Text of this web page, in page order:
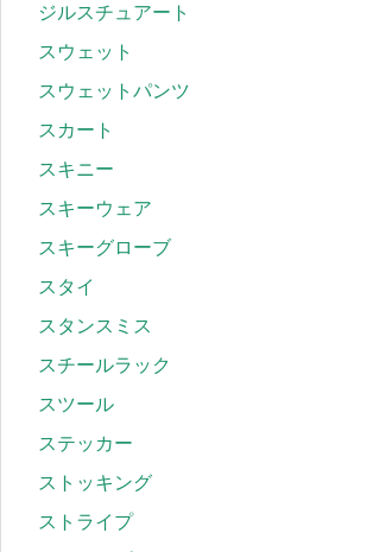
ジルスチュアート
スウェット
スウェットパンツ
スカート
スキニー
スキーウェア
スキーグローブ
スタイ
スタンスミス
スチールラック
スツール
ステッカー
ストッキング
ストライプ